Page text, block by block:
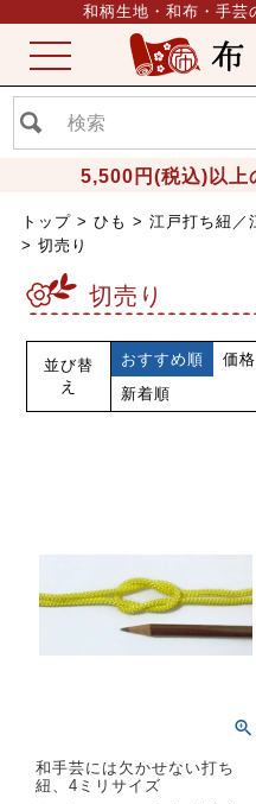
和柄生地・和布・手芸
5,500円(税込)以上
ME
NU
トップ ひも 江戸打ち紐／
切売り
切売り
並び替
え
おすすめ順 価
新着順
和手芸には欠かせない打ち
紐、4ミリサイズ